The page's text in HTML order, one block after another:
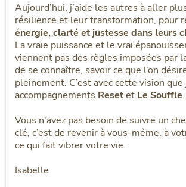
Aujourd’hui, j’aide les autres à aller
résilience et leur transformation, pour
énergie, clarté et justesse dans leurs
La vraie puissance et le vrai
viennent pas des règles imposées par
de se connaître, savoir ce que l’on
pleinement. C’est avec cette vision que
accompagnements Resetet Le Souffle.
Vous n’avez pas besoin de suivre un
clé, c’est de revenir à vous-même, à
ce qui fait vibrer votre vie.
Isabelle